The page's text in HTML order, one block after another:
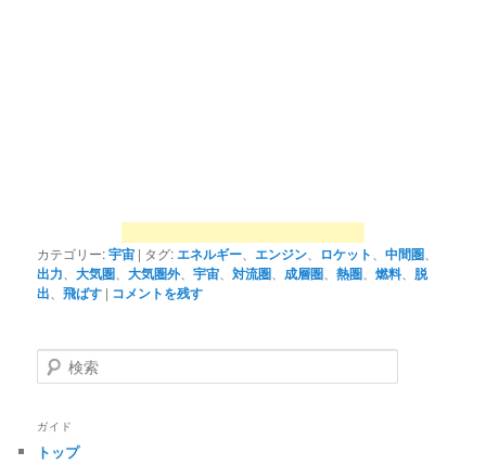
カテゴリー:宇宙 | タグ: エネルギー エンジン ロケット 、中間圏
出力 、大気圏 、大気圏外、宇宙 、対流圏 成層圏 、熱圏 、燃料
脱
出 、飛ばす | コメントを残す
検
索
ガイド
トップ